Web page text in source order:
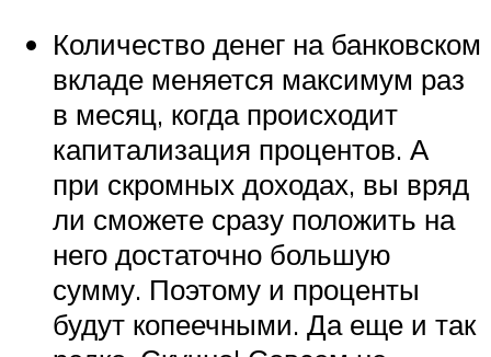
Количество денег на банковском
вкладе меняется максимум раз
в месяц, когда происходит
капитализация процентов. А
при скромных доходах, вы вряд
ли сможете сразу положить на
него достаточно большую
сумму. Поэтому и проценты
будут копеечными. Да еще и так